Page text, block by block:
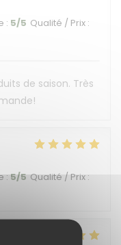
: 5/5 Qualité / Prix :
de saison. Très
:5/5 Qualité / Prix: